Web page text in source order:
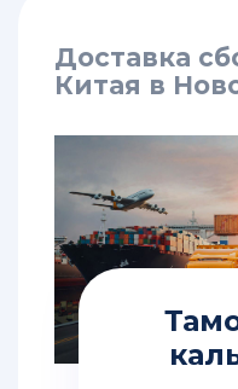
грузов
грузов
Китая
Красноярск
Перевозка
грузов
из
Китая
Доставка
Китая в